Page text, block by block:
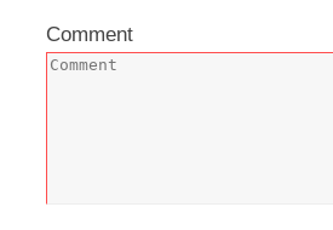
Comment